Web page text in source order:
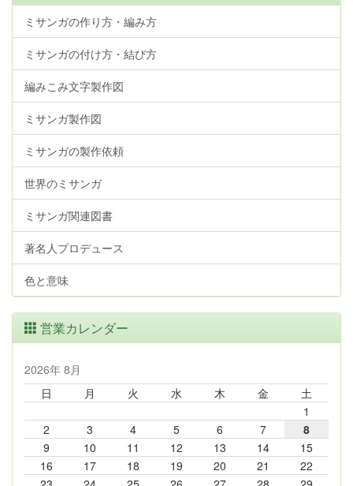
ミサンガの作り方・編み方
ミサンガの付け方・結び方
編みこみ文字製作図
ミサンガ製作図
ミサンガの製作依頼
世界のミサンガ
ミサンガ関連図書
著名人プロデュース
色と意味
営業カレンダー
2026年 8月
日
月 火 水 木 金
土
1
2
3 4 5 6 7
8
9
10 11 12 13 14
15
16
17 18 19 20 21
22